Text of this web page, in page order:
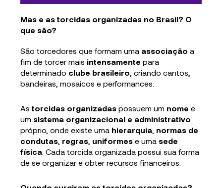
Mas e astorcidas organizadas no Brasil? O
que são?
São torcedores que formam uma associação a
fim de torcer mais intensamente para
determinado clube brasileiro , criando cantos,
bandeiras, mosaicos e performances.
Astorcidas organizadas possuem um nome e
um sistema organizacional e administrativo
próprio, onde existe uma hierarquia normas de
condutas regras uniformes e uma sede
física . Cada torcida organizada possui sua forma
de se organizar e obter recursos financeiros.